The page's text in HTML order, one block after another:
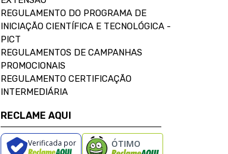
REGULAMENTO DO PROGRAMA DE
INICIAÇÃO CIENTÍFICA E TECNOLÓGICA -
PICT
REGULAMENTOS DE CAMPANHAS
PROMOCIONAIS
REGULAMENTO CERTIFICAÇÃO
INTERMEDIÁRIA
RECLAME AQUI
Verificada por ÓTIMO